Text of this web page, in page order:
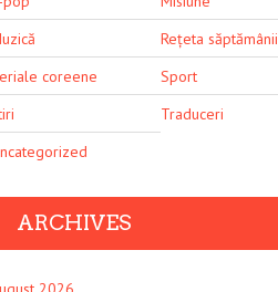
Rețeta săptămânii
coreene
Sport
Traduceri
ARCHIVES